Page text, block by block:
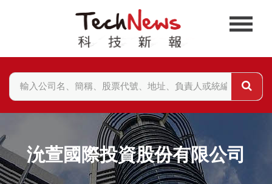
沇萱國際投資股份有限公司